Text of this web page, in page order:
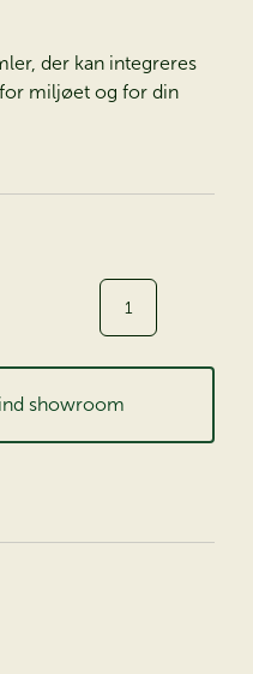
der kan integreres
miljøet og for din
Antal
showroom